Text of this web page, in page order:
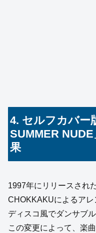
4. セルフカバー
SUMMER
果
1997年にリリースされ
CHOKKAKUによるア
ディスコ風でダンサブ
この変更によって、楽